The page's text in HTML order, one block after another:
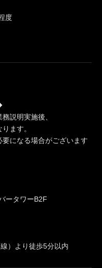
度
説明実施後、
ます。
になる場合がございます
ータワーB2F
）より徒歩5分以内